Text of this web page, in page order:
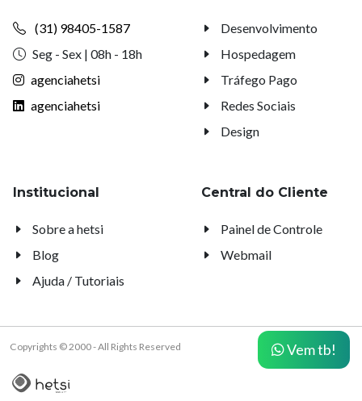
(31) 98405-1587
Seg - Sex | 08h - 18h
agenciahetsi
agenciahetsi
Desenvolvimento
Hospedagem
Tráfego Pago
Redes Sociais
Design
Institucional
Sobre a hetsi
Blog
Ajuda / Tutoriais
Central do Cliente
Painel de Controle
Webmail
Copyrights © 2000 -All Rights Reserved Vem tb!